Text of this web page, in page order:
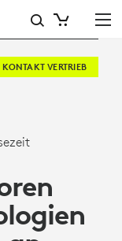
KONTAKT VERTRIEB